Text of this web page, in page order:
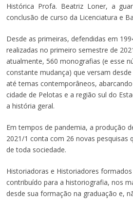
Histórica Profa. Beatriz Loner, a
conclusão de curso da Licenciatura e
Desde as primeiras, defendidas em
realizadas no primeiro semestre de
atualmente, 560 monografias (e esse
constante mudança) que versam
até temas contemporâneos,
cidade de Pelotas e a região sul do
a história geral.
Em tempos de pandemia, a produção
2021/1 conta com 26 novas pesquisas
de toda sociedade.
Historiadoras e Historiadores
contribuído para a historiografia, nos
desde sua formação na graduação e,